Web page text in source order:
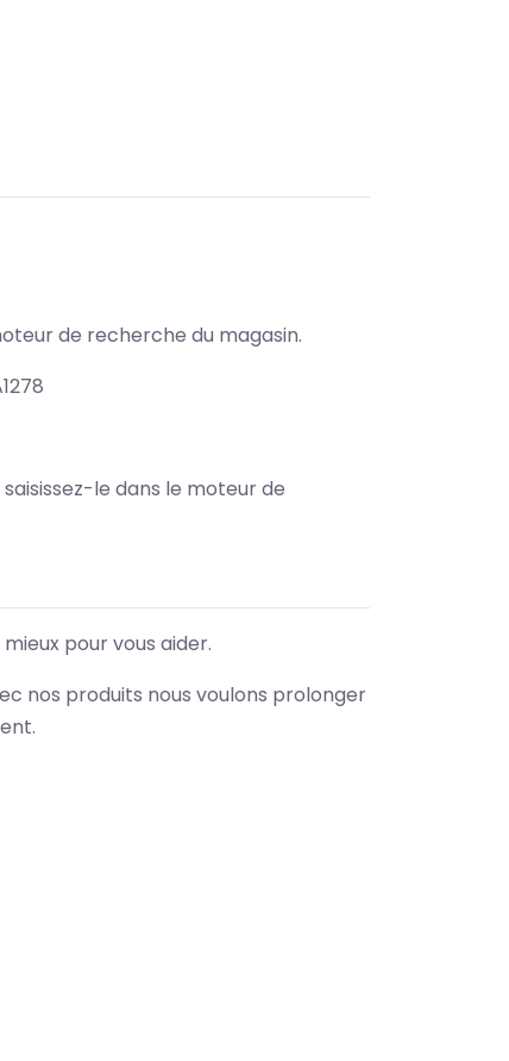
de recherche du magasin.
le dans le moteur de
pour vous aider.
nos produits nous voulons prolonger